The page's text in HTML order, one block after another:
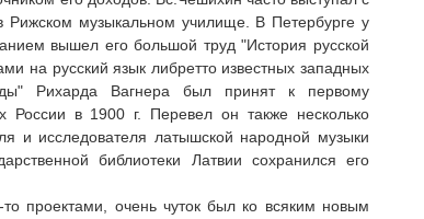
Рижском музыкальном училище. В Петербурге у
вышел его большой труд "История русской
на русский язык либретто известных западных
Рихарда Вагнера был принят к первому
России в 1900 г. Перевел он также несколько
и исследователя латышской народной музыки
библиотеки Латвии сохранился его
проектами, очень чуток был ко всяким новым